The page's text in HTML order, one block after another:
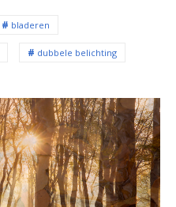
bladeren
dubbele belichting